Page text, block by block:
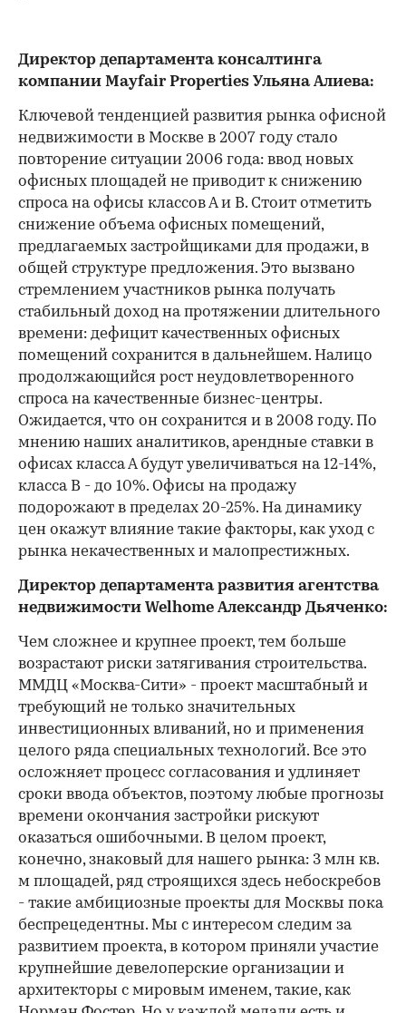
Директор департамента консалтинга
компании Mayfair Properties Ульяна Алиева:
Ключевой тенденцией развития рынка офисной
недвижимости в Москве в 2007 году стало
повторение ситуации 2006 года: ввод новых
офисных площадей не приводит к снижению
спроса на офисы классов А и В. Стоит отметить
снижение объема офисных помещений,
предлагаемых застройщиками для продажи, в
общей структуре предложения. Это вызвано
стремлением участников рынка получать
стабильный доход на протяжении длительного
времени: дефицит качественных офисных
помещений сохранится в дальнейшем. Налицо
продолжающийся рост неудовлетворенного
спроса на качественные бизнес-центры.
Ожидается, что он сохранится и в 2008 году. По
мнению наших аналитиков, арендные ставки в
офисах класса А будут увеличиваться на 12-14%,
класса В - до 10%. Офисы на продажу
подорожают в пределах 20-25%. На динамику
цен окажут влияние такие факторы, как уход с
рынка некачественных и малопрестижных.
Директор департамента развития агентства
недвижимости Welhome Александр Дьяченко:
Чем сложнее и крупнее проект, тем больше
возрастают риски затягивания строительства.
ММДЦ «Москва-Сити» - проект масштабный и
требующий не только значительных
инвестиционных вливаний, но и применения
целого ряда специальных технологий. Все это
осложняет процесс согласования и удлиняет
сроки ввода объектов, поэтому любые прогнозы
времени окончания застройки рискуют
оказаться ошибочными. В целом проект,
конечно, знаковый для нашего рынка: 3 млн кв.
м площадей, ряд строящихся здесь небоскребов
- такие амбициозные проекты для Москвы пока
беспрецедентны. Мы с интересом следим за
развитием проекта, в котором приняли участие
крупнейшие девелоперские организации и
архитекторы с мировым именем, такие, как